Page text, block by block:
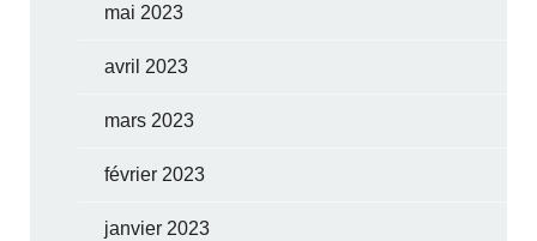
mai 2023
avril 2023
mars 2023
février 2023
janvier 2023